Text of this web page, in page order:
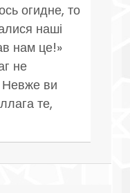
огидне, то
наші
нам це!»
не
Невже ви
те,